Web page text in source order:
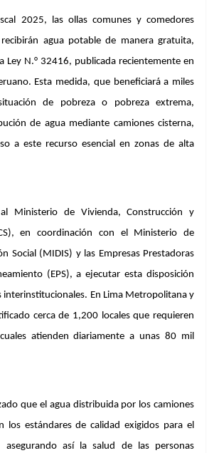
2025, las ollas comunes y comedores
agua potable de manera gratuita,
Ley N.° 32416, publicada recientemente en
Esta medida, que beneficiará a miles
de pobreza o pobreza extrema,
de agua mediante camiones cisterna,
a este recurso esencial en zonas de alta
Ministerio de Vivienda, Construcción y
en coordinación con el Ministerio de
Social (MIDIS) y las Empresas Prestadoras
(EPS), a ejecutar esta disposición
interinstitucionales. En Lima Metropolitana y
cerca de 1,200 locales que requieren
atienden diariamente a unas 80 mil
que el agua distribuida por los camiones
los estándares de calidad exigidos para el
asegurando así la salud de las personas